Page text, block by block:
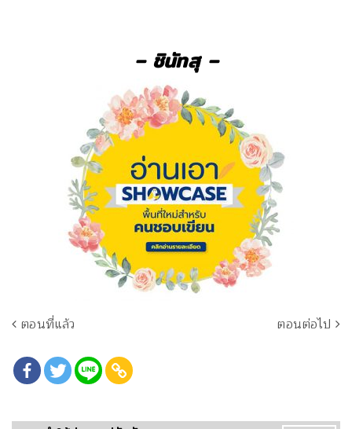
– ชินัทสุ –
ตอนที่แล้ว ตอนต่อไป